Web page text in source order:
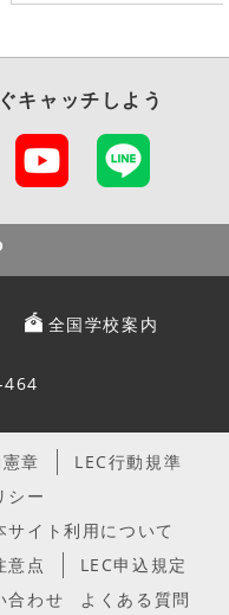
キャッチしよう
全国学校案内
章
LEC行動規準
シー
サイト利用について
意点
LEC申込規定
合わせ よくある質問